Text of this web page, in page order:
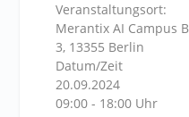
Veranstaltungsort:
Merantix AI Campus
3, 13355 Berlin
Datum/Zeit
20.09.2024
09:00 - 18:00 Uhr